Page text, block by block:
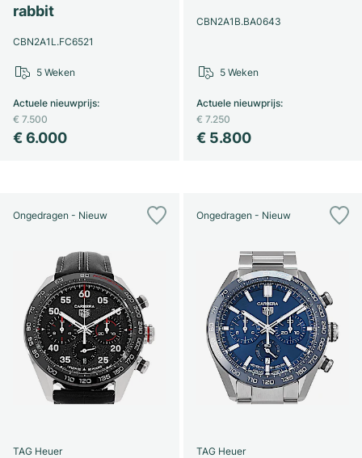
rabbit
CBN2A1L.FC6521
€ 6.000
Actuele nieuwprijs:
€ 7.500
5 Weken
CBN2A1B.BA0643
€ 5.800
Actuele nieuwprijs:
€ 7.250
5 Weken
Ongedragen - Nieuw
TAG Heuer
Ongedragen - Nieuw
TAG Heuer